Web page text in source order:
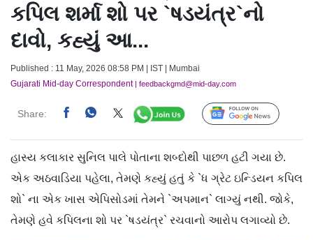
કપિલ શર્મા શો પર `ષડયંત્ર`નો
દાવો, કહ્યું આ...
Published : 11 May, 2026 08:58 PM | IST | Mumbai
Gujarati Mid-day Correspondent| feedbackgmd@mid-day.com
Share: Follow Us
હાસ્ય કલાકાર સુનિલ પાલે પોતાના શબ્દોથી પાછળ હટી ગયા છે.
એક અઠવાડિયા પહેલા, તેમણે કહ્યું હતું કે `ધ ગ્રેટ ઇન્ડિયન કપિલ
શો` ના એક ખાસ એપિસોડમાં તેમને `અપમાન` લાગ્યું નથી. જોકે,
તેમણે હવે કપિલના શો પર `ષડયંત્ર` રચવાનો આરોપ લગાવ્યો છે.